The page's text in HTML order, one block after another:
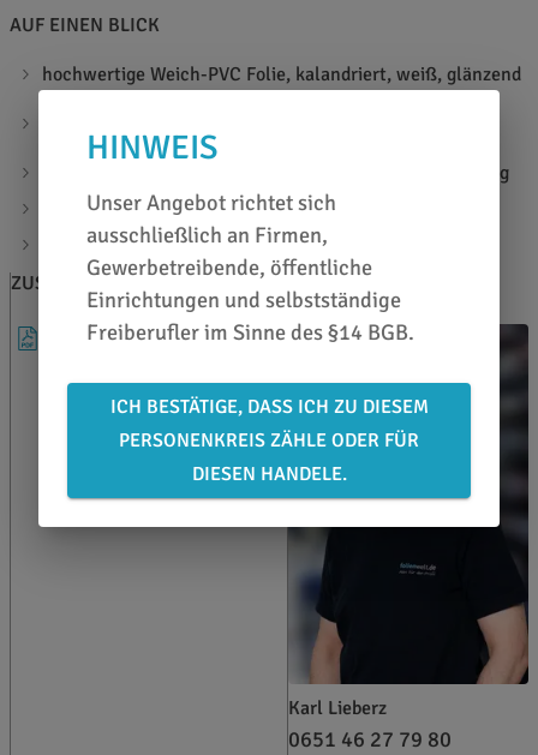
AUF EINEN BLICK
hochwertige Weich-PVC Folie, kalandriert, weiß, glänzend
Außenbereich
wieder ablösbarer grauer Kleber für schnelle Entfernung
mit Luftkanälen, für eine einfache Applikation
Materialstärke: 100µ
ZUSATZINFOS
DATENBLATT
BERATEN LASSEN
Karl Lieberz
0651 46 27 79 80
HINWEIS
Unser Angebot richtet sich
ausschließlich an Firmen,
Gewerbetreibende, öffentliche
Einrichtungen und selbstständige
Freiberufler im Sinne des §14 BGB.
ICH BESTÄTIGE, DASS ICH ZU DIESEM
PERSONENKREIS ZÄHLE ODER FÜR
DIESEN HANDELE.